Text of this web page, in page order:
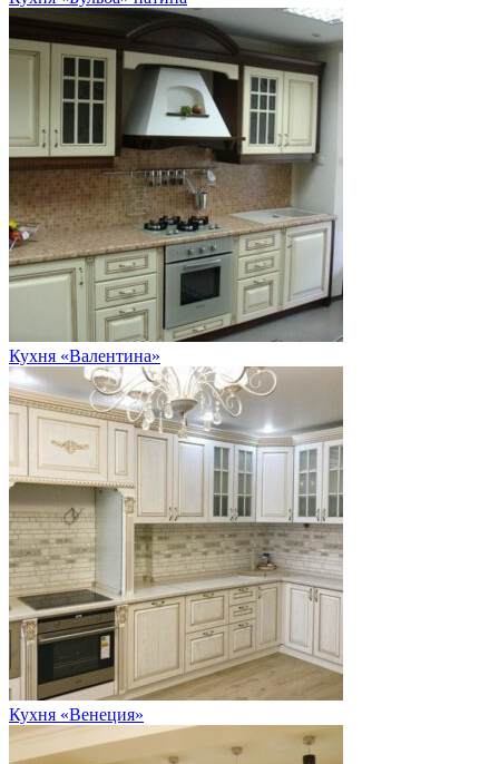
Кухня «Валентина»
Кухня «Венеция»